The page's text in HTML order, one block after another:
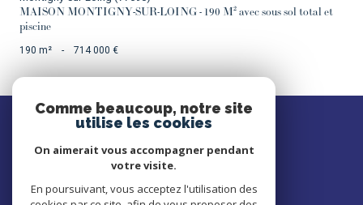
MAISON MONTIGNY-SUR-LOING - 190 M² avec sous sol total et
piscine
190 m² - 714 000 €
SE
ESPACE PROPRIÉTAIRE
Comme beaucoup, notre site
utilise les cookies
On aimerait vous accompagner pendant
votre visite.
En poursuivant, vous acceptez l'utilisation des